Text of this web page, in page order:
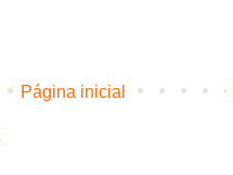
Página inicial